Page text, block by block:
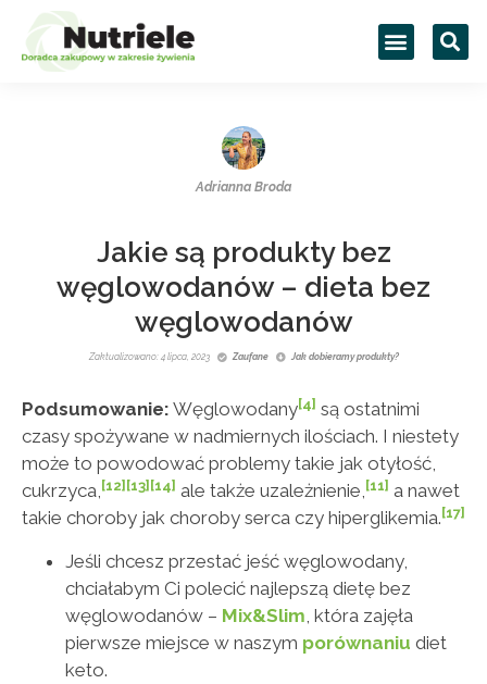
Adrianna Broda
Jakie są produkty bez
węglowodanów – dieta bez
węglowodanów
Zaktualizowano: 4 lipca, 2023 Zaufane Jak dobieramy produkty?
Podsumowanie: Węglowodany[4] są ostatnimi
czasy spożywane w nadmiernych ilościach. I niestety
może to powodować problemy takie jak otyłość,
cukrzyca, [12] [13] [14] ale także uzależnienie, [11] a nawet
takie choroby jak choroby serca czy hiperglikemia. [17]
Jeśli chcesz przestać jeść węglowodany,
chciałabym Ci polecić najlepszą dietę bez
węglowodanów – Mix&Slim , która zajęła
pierwsze miejsce w naszym porównaniu diet
keto.